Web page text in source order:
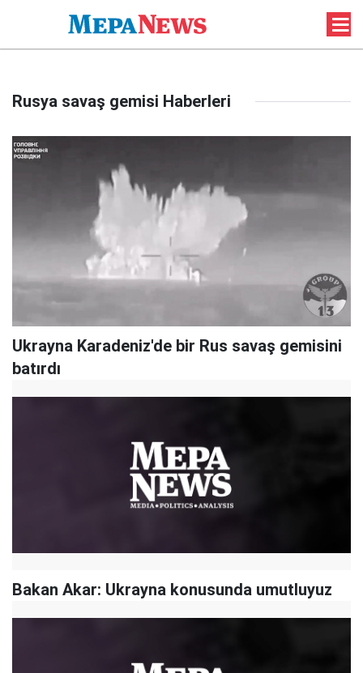
Rusya savaş gemisi Haberleri
Ukrayna Karadeniz'de bir Rus savaş gemisini
batırdı
Bakan Akar: Ukrayna konusunda umutluyuz